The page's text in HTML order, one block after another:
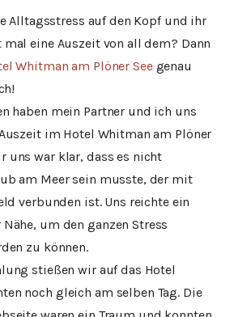
Alltagsstress auf den Kopf und ihr
eine Auszeit von all dem? Dann
Whitman am Plöner Seegenau
haben mein Partner und ich uns
im Hotel Whitman am Plöner
uns war klar, dass es nicht
am Meer sein musste, der mit
verbunden ist. Uns reichte ein
um den ganzen Stress
zu können.
stießen wir auf das Hotel
noch gleich am selben Tag. Die